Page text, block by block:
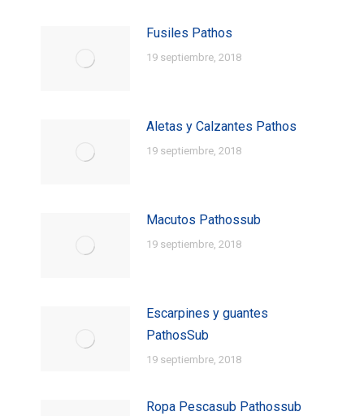
Fusiles Pathos
19 septiembre, 2018
Aletas y Calzantes Pathos
19 septiembre, 2018
Macutos Pathossub
19 septiembre, 2018
Escarpines y guantes
PathosSub
19 septiembre, 2018
Ropa Pescasub Pathossub